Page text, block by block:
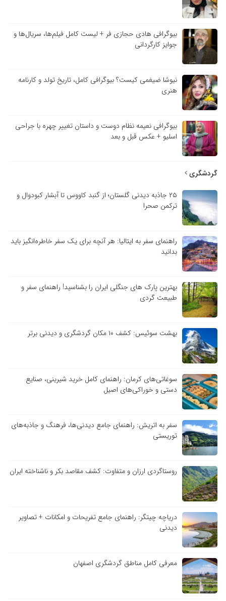
بیوگرافی هادی حجازی فر + لیست کامل فیلم‌ها، سریال‌ها و
جوایز کارگردانی
نیوشا ضیغمی کیست؟ بیوگرافی کامل، تاریخ تولد و کارنامه
هنری
بیوگرافی نعیمه نظام دوست و داستان تغییر چهره با جراحی
اسلیو + عکس قبل و بعد
گردشگری
۲۵ جاذبه دیدنی گلستان؛ از گنبد کاووس تا آبشار کبودوال و
ترکمن صحرا
راهنمای سفر به ایتالیا: هر آنچه برای یک سفر خاطره‌انگیز باید
بدانید
بهترین پارک های جنگلی ایران را بشناسید! راهنمای سفر و
طبیعت گردی
بهشت سوئیس: کشف ۱۰ مکان گردشگری و دیدنی برتر
سوغاتی‌های کرمان: راهنمای کامل خرید شیرینی، صنایع
دستی و خوراکی‌های اصیل
سفر به اتریش: راهنمای جامع دیدنی‌ها، فرهنگ و جاذبه‌های
توریستی
روستاگردی ارزان و متفاوت: کشف مقاصد بکر و ناشناخته ایران
دریاچه چیتگر: راهنمای جامع تفریحات و امکانات + تصاویر
دیدنی
معرفی کامل مناطق گردشگری اصفهان